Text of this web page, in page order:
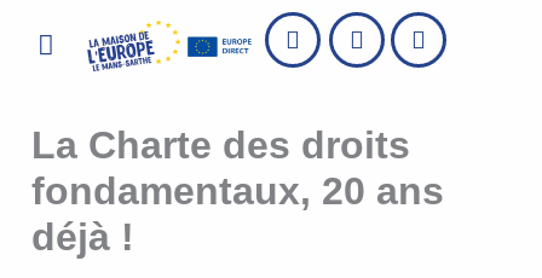
Menu
La Charte des droits
fondamentaux, 20 ans
déjà !